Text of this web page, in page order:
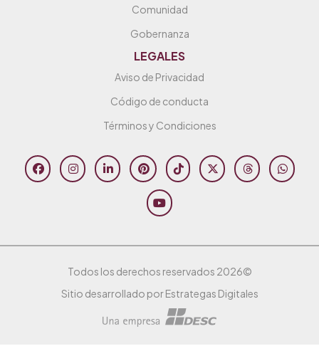
Comunidad
Gobernanza
LEGALES
Aviso de Privacidad
Código de conducta
Términos y Condiciones
Todos los derechos reservados 2026©
Sitio desarrollado por Estrategas Digitales